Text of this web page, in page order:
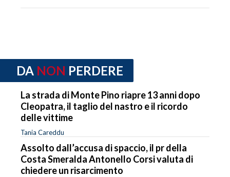
DA NON PERDERE
La strada di Monte Pino riapre 13 anni dopo
Cleopatra, il taglio del nastro e il ricordo
delle vittime
Tania Careddu
Assolto dall’accusa di spaccio, il pr della
Costa Smeralda Antonello Corsi valuta di
chiedere un risarcimento